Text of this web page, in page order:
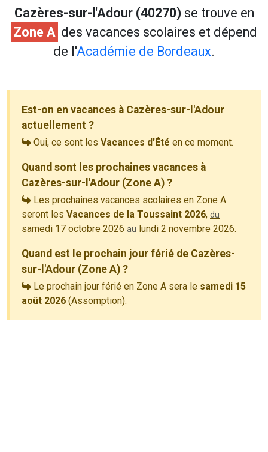
Cazères-sur-l'Adour (40270) se trouve en
Zone A des vacances scolaires et dépend
de l'Académie de Bordeaux.
Est-on en vacances à Cazères-sur-l'Adour
actuellement ?
Oui, ce sont les Vacances d'Été en ce moment.
Quand sont les prochaines vacances à
Cazères-sur-l'Adour (Zone A) ?
Les prochaines vacances scolaires en Zone A
seront les Vacances de la Toussaint 2026, du
samedi 17 octobre 2026 au lundi 2 novembre 2026.
Quand est le prochain jour férié de Cazères-
sur-l'Adour (Zone A) ?
Le prochain jour férié en Zone A sera le samedi 15
août 2026 (Assomption).